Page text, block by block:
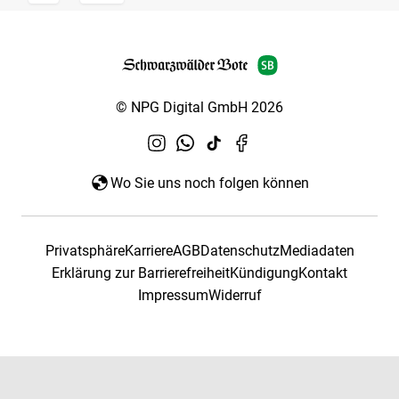
© NPG Digital GmbH 2026
Wo Sie uns noch folgen können
PrivatsphäreKarriereAGBDatenschutzMediadaten
Erklärung zur BarrierefreiheitKündigungKontakt
ImpressumWiderruf